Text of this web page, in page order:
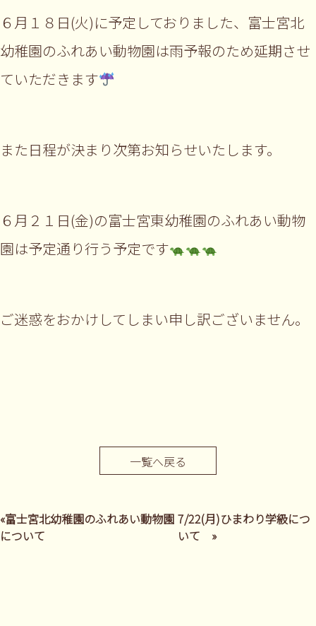
６月１８日(火)に予定しておりました、富士宮北
幼稚園のふれあい動物園は雨予報のため延期させ
ていただきます
また日程が決まり次第お知らせいたします。
６月２１日(金)の富士宮東幼稚園のふれあい動物
園は予定通り行う予定です
ご迷惑をおかけしてしまい申し訳ございません。
一覧へ戻る
«富士宮北幼稚園のふれあい動物園
について
7/22(月)ひまわり学級につ
いて »